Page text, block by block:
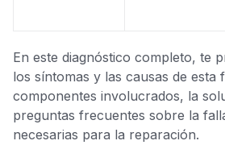
En este diagnóstico completo, te
los síntomas y las causas de esta
componentes involucrados, la
preguntas frecuentes sobre la
necesarias para la reparación.